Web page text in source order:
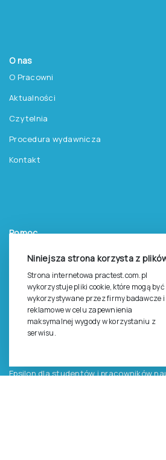
Niniejsza strona korzysta z
Strona internetowa practest.com.pl
wykorzystuje pliki cookie, które mogą być
wykorzystywane przez firmy badawcze i
reklamowe w celu zapewnienia
maksymalnej wygody w korzystaniu z
serwisu.
O nas
O Pracowni
Aktualności
Czytelnia
Procedura wydawnicza
Kontakt
Pomoc
Zasady sprzedaży testów i książek
Zasady sprzedaży e-testów
Cennik i katalog
Zasady zapisów na szkolenia
Epsilon dla studentów i pracowników